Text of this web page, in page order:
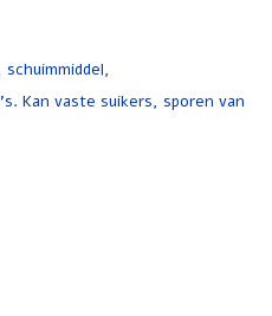
Kan vaste suikers, sporen van